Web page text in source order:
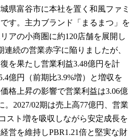
県富谷市に本社を置く和風ファミ
す。主力ブランド「まるまつ」を
アの小商圏に約120店舗を展開し
続の営業赤字に陥りましたが、
を果たし営業利益3.48億円を計
億円（前期比3.9%増）と増収を
格上昇の影響で営業利益は3.06億
。2027/02期は売上高77億円、営業
スト増を吸収しながら安定成長を
営を維持しPBR1.21倍と堅実な財